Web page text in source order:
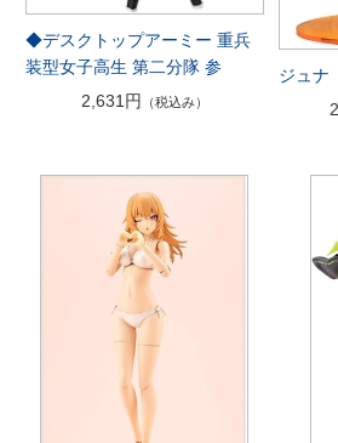
◆デスクトップアーミー 重兵
装型女子高生 第二分隊 参
2,631円
（税込み）
ジュナ